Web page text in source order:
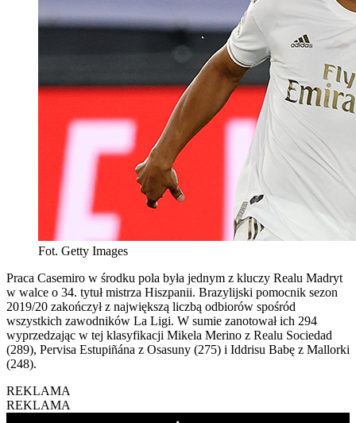
Fot. Getty Images
Praca Casemiro w środku pola była jednym z kluczy Realu Madryt
w walce o 34. tytuł mistrza Hiszpanii. Brazylijski pomocnik sezon
2019/20 zakończył z największą liczbą odbiorów spośród
wszystkich zawodników La Ligi. W sumie zanotował ich 294
wyprzedzając w tej klasyfikacji Mikela Merino z Realu Sociedad
(289), Pervisa Estupiñána z Osasuny (275) i Iddrisu Babę z Mallorki
(248).
REKLAMA
REKLAMA